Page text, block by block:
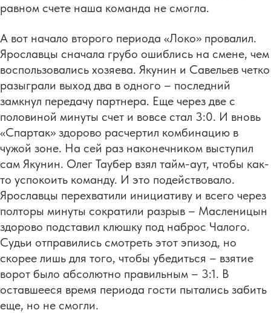
равном счете наша команда не смогла.
А вот начало второго периода «Локо» провалил.
Ярославцы сначала грубо ошиблись на смене, чем
воспользовались хозяева. Якунин и Савельев четко
разыграли выход два в одного – последний
замкнул передачу партнера. Еще через две с
половиной минуты счет и вовсе стал 3:0. И вновь
«Спартак» здорово расчертил комбинацию в
чужой зоне. На сей раз наконечником выступил
сам Якунин. Олег Таубер взял тайм-аут, чтобы как-
то успокоить команду. И это подействовало.
Ярославцы перехватили инициативу и всего через
полторы минуты сократили разрыв – Масленицын
здорово подставил клюшку под наброс Чалого.
Судьи отправились смотреть этот эпизод, но
скорее лишь для того, чтобы убедиться – взятие
ворот было абсолютно правильным – 3:1. В
оставшееся время периода гости пытались забить
еще, но не смогли.